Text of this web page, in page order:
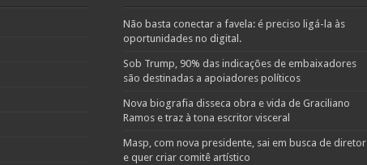
Não basta conectar a favela: é preciso ligá-la às
oportunidades no digital.
Sob Trump, 90% das indicações de embaixadores
são destinadas a apoiadores políticos
Nova biografia disseca obra e vida de Graciliano
Ramos e traz à tona escritor visceral
Masp, com nova presidente, sai em busca de diretor
e quer criar comitê artístico